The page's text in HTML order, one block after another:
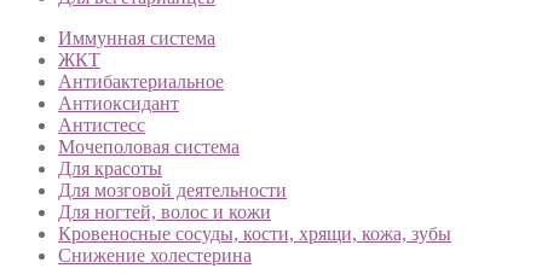
Иммунная система
ЖКТ
Антибактериальное
Антиоксидант
Антистесс
Мочеполовая система
Для красоты
Для мозговой деятельности
Для ногтей, волос и кожи
Кровеносные сосуды, кости, хрящи, кожа, зубы
Снижение холестерина